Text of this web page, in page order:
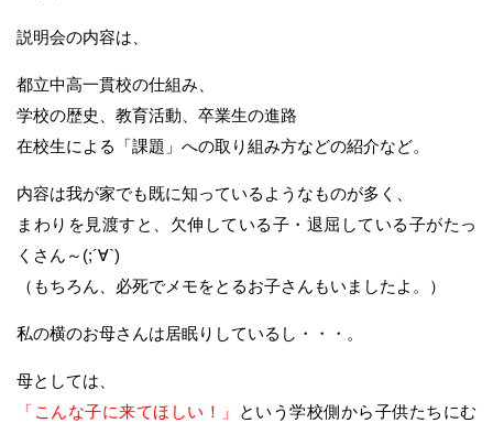
説明会の内容は、
都立中高一貫校の仕組み、
学校の歴史、教育活動、卒業生の進路
在校生による「課題」への取り組み方などの紹介など。
内容は我が家でも既に知っているようなものが多く、
まわりを見渡すと、欠伸している子・退屈している子がたっ
くさん～(;´∀`)
（もちろん、必死でメモをとるお子さんもいましたよ。）
私の横のお母さんは居眠りしているし・・・。
母としては、
「こんな子に来てほしい！」
という学校側から子供たちにむ